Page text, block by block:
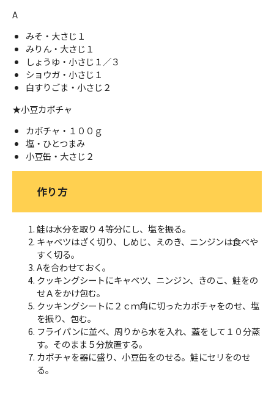
A
みそ・大さじ１
みりん・大さじ１
しょうゆ・小さじ１／３
ショウガ・小さじ１
白すりごま・小さじ２
★小豆カボチャ
カボチャ・１００ｇ
塩・ひとつまみ
小豆缶・大さじ２
作り方
鮭は水分を取り４等分にし、塩を振る。
キャベツはざく切り、しめじ、えのき、ニンジンは食べや
すく切る。
Aを合わせておく。
クッキングシートにキャベツ、ニンジン、きのこ、鮭をの
せＡをかけ包む。
クッキングシートに２ｃｍ角に切ったカボチャをのせ、塩
を振り、包む。
フライパンに並べ、周りから水を入れ、蓋をして１０分蒸
す。そのまま５分放置する。
カボチャを器に盛り、小豆缶をのせる。鮭にセリをのせ
る。